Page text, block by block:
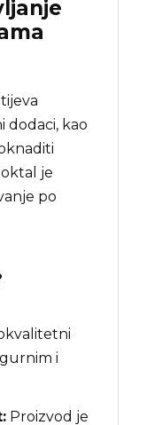
dodaci, kao
je
po
i
Proizvod je